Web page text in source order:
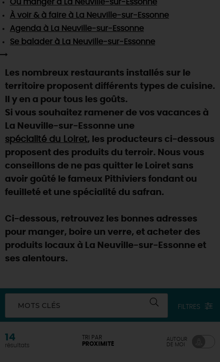
TOUTES LES ACTIVITÉS
Visitesgourmandesetcréatives
Vins etvignobles
Chic,une aire de pique-nique
Par ici lesguinguettes
La Route desMétiers d'Art
TOUT L'ART DE VIVRE
Des vacances auprès des animaux 🐎
(re)Découvrir les coulisses de la Faïencerie de
Gien !
Une saison de festivals 🎉
Rendez-vous de la nature en 2026
Programme des animations "Loiret au fil de l'eau"
Où sortir ?
DEMAIN
SE REPÉRER,SE DÉPLACER
INFOS &SERVICES
Où manger à La Neuville-sur-Essonne
À voir & à faire à La Neuville-sur-Essonne
Agenda à La Neuville-sur-Essonne
Se balader à La Neuville-sur-Essonne
Les nombreux restaurants installés sur le
territoire proposent différents types de cuisine.
Il y en a pour tous les goûts.
Si vous souhaitez ramener de vos vacances à
La Neuville-sur-Essonne une
spécialité du Loiret, les producteurs ci-dessous
proposent des produits du terroir. Nous vous
conseillons de ne pas quitter le Loiret sans
avoir goûté le fameux Pithiviers fondant ou
feuilleté et une spécialité du safran.
Ci-dessous, retrouvez les bonnes adresses
pour manger, boire un verre, et acheter des
produits locaux à La Neuville-sur-Essonne et
ses alentours.
MOTS CLÉS FILTRES
14
résultats
TRI PAR
PROXIMITÉ
AUTOUR
DE MOI